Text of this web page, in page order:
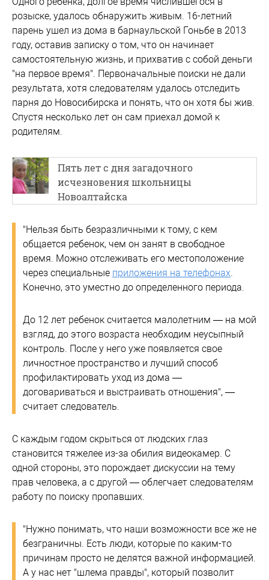
розыске, удалось обнаружить живым. 16-летний
парень ушел из дома в барнаульской Гоньбе в 2013
году, оставив записку о том, что он начинает
самостоятельную жизнь, и прихватив с собой деньги
"на первое время". Первоначальные поиски не дали
результата, хотя следователям удалось отследить
парня до Новосибирска и понять, что он хотя бы жив.
Спустя несколько лет он сам приехал домой к
родителям.
Пять лет с дня загадочного
исчезновения школьницы
Новоалтайска
"Нельзя быть безразличными к тому, с кем
общается ребенок, чем он занят в свободное
время. Можно отслеживать его местоположение
через специальные приложения на телефонах
Конечно, это уместно до определенного периода.
До 12 лет ребенок считается малолетним — на мой
взгляд, до этого возраста необходим неусыпный
контроль. После у него уже появляется свое
личностное пространство и лучший способ
профилактировать уход из дома —
договариваться и выстраивать отношения", —
считает следователь.
С каждым годом скрыться от людских глаз
становится тяжелее из-за обилия видеокамер. С
одной стороны, это порождает дискуссии на тему
прав человека, а с другой — облегчает следователям
работу по поиску пропавших.
"Нужно понимать, что наши возможности все же не
безграничны. Есть люди, которые по каким-то
причинам просто не делятся важной информацией.
А у нас нет "шлема правды", который позволит